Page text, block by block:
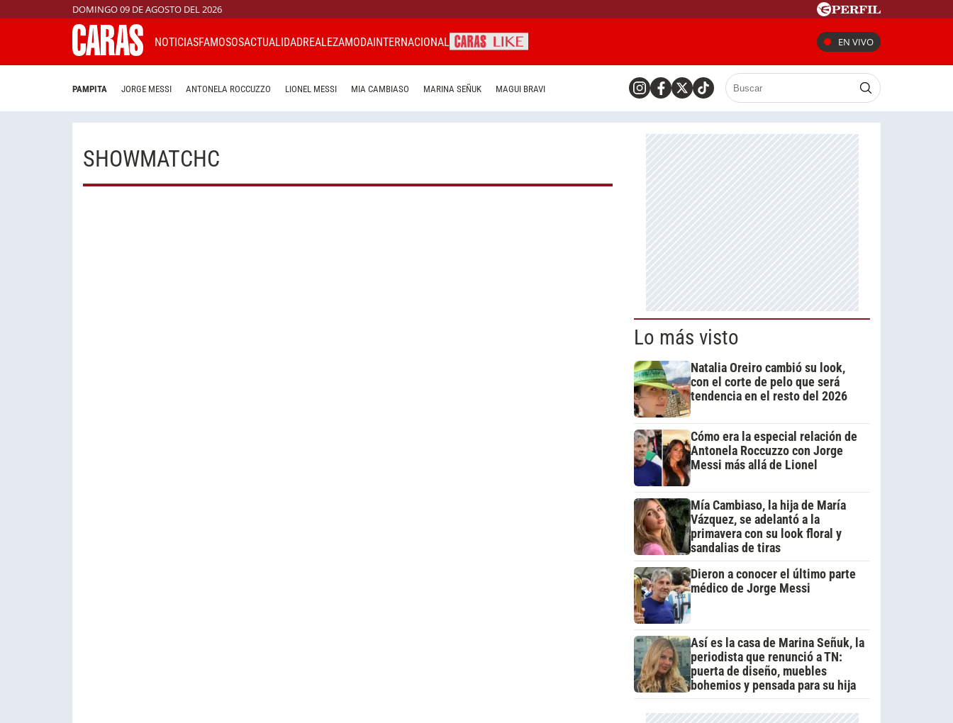
DOMINGO 09 DE AGOSTO DEL 2026
NOTICIASFAMOSOSACTUALIDADREALEZAMODAINTERNACIONAL EN VIVO
PAMPITA JORGE MESSI ANTONELA ROCCUZZO LIONEL MESSI MIA CAMBIASO MARINA SEÑUK MAGUI BRAVI
SHOWMATCHC
Lo más visto
Natalia Oreiro cambió su look,
con el corte de pelo que será
tendencia en el resto del 2026
Cómo era la especial relación de
Antonela Roccuzzo con Jorge
Messi más allá de Lionel
Mía Cambiaso, la hija de María
Vázquez, se adelantó a la
primavera con su look floral y
sandalias de tiras
Dieron a conocer el último parte
médico de Jorge Messi
Así es la casa de Marina Señuk, la
periodista que renunció a TN:
puerta de diseño, muebles
bohemios y pensada para su hija